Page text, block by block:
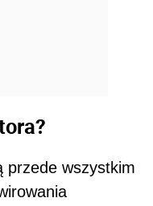
przede wszystkim